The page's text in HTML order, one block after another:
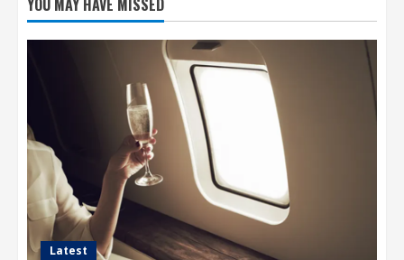
2 8 Tháng 8 2026, 08:47
Đến lượt mô hình AI của Moonshot thoát
khỏi môi trường thử nghiệm
8 Tháng 8 2026, 07:58
4
Khai thác điện từ đất ở Nhật Bản: giấc mơ
lớn từ ánh sáng nhỏ
8 Tháng 8 2026, 07:52
YOU MAY HAVE MISSED
Latest